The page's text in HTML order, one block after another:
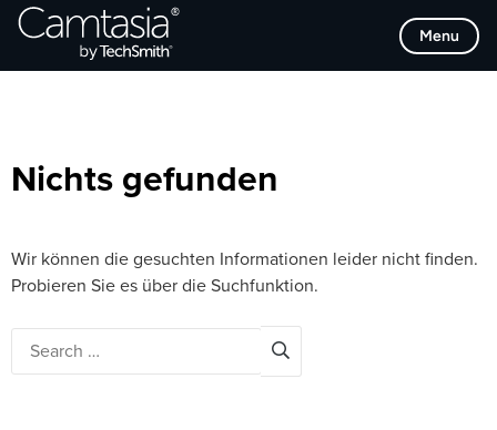
Direkt
zum
Menu
Browse Categories
Nichts gefunden
Wir können die gesuchten Informationen leider nicht finden.
Probieren Sie es über die Suchfunktion.